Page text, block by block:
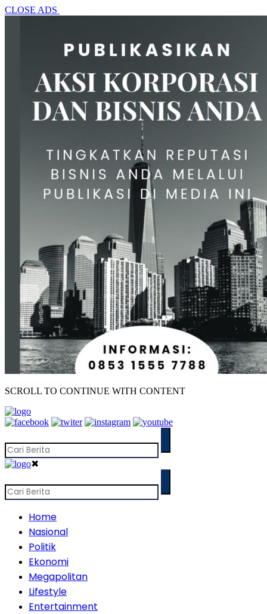
CLOSE ADS
SCROLL TO CONTINUE WITH CONTENT
✖
Home
Nasional
Politik
Ekonomi
Megapolitan
Lifestyle
Entertainment